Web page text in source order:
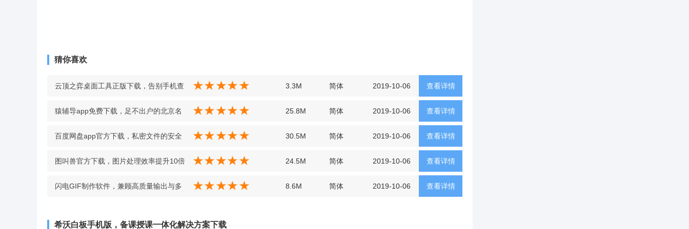
猜你喜欢
查看详情
云顶之弈桌面工具正版下载，告别手机查
攻略 v2.0.3
3.3M 简体 2019-10-06
查看详情
猿辅导app免费下载，足不出户的北京名
校课堂体验 v6.37.0
25.8M 简体 2019-10-06
查看详情
百度网盘app官方下载，私密文件的安全
存储指南 v6.5.0.3
30.5M 简体 2019-10-06
查看详情
图叫兽官方下载，图片处理效率提升10倍
v3.1.1
24.5M 简体 2019-10-06
查看详情
闪电GIF制作软件，兼顾高质量输出与多 8.6M 简体 2019-10-06
希沃白板手机版，备课授课一体化解决方案下载